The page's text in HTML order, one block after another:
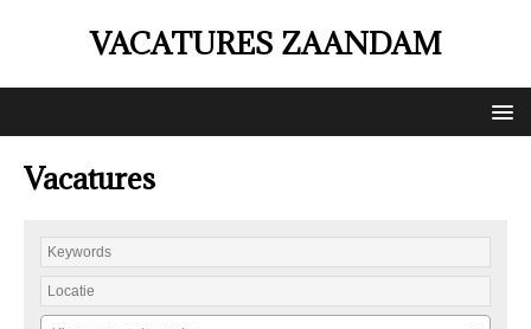
VACATURES ZAANDAM
Vacatures